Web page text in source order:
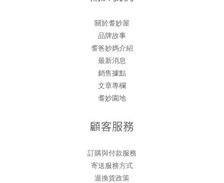
關於耆妙屋
品牌故事
耆爸妙媽介紹
最新消息
銷售據點
文章專欄
耆妙園地
顧客服務
訂購與付款服務
寄送服務方式
退換貨政策